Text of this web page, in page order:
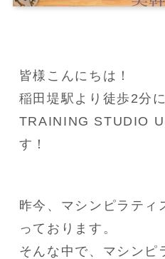
皆様こんにちは！
稲田堤駅より徒歩2分
TRAINING STUDIO
す！
昨今、マシンピラティ
っております。
そんな中で、マシンピ